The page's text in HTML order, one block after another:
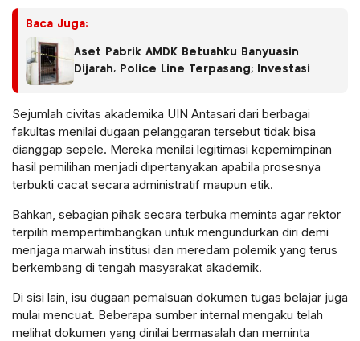
Baca Juga:
Aset Pabrik AMDK Betuahku Banyuasin
Dijarah, Police Line Terpasang; Investasi
Sejumlah civitas akademika UIN Antasari dari berbagai
fakultas menilai dugaan pelanggaran tersebut tidak bisa
dianggap sepele. Mereka menilai legitimasi kepemimpinan
hasil pemilihan menjadi dipertanyakan apabila prosesnya
terbukti cacat secara administratif maupun etik.
Bahkan, sebagian pihak secara terbuka meminta agar rektor
terpilih mempertimbangkan untuk mengundurkan diri demi
menjaga marwah institusi dan meredam polemik yang terus
berkembang di tengah masyarakat akademik.
Di sisi lain, isu dugaan pemalsuan dokumen tugas belajar juga
mulai mencuat. Beberapa sumber internal mengaku telah
melihat dokumen yang dinilai bermasalah dan meminta